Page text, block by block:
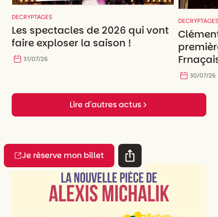
DECRYPTAGES
Les spectacles de 2026 qui vont
faire exploser la saison !
31/07/26
30/07/26
Lire d'autres actus
Je réserve mon billet